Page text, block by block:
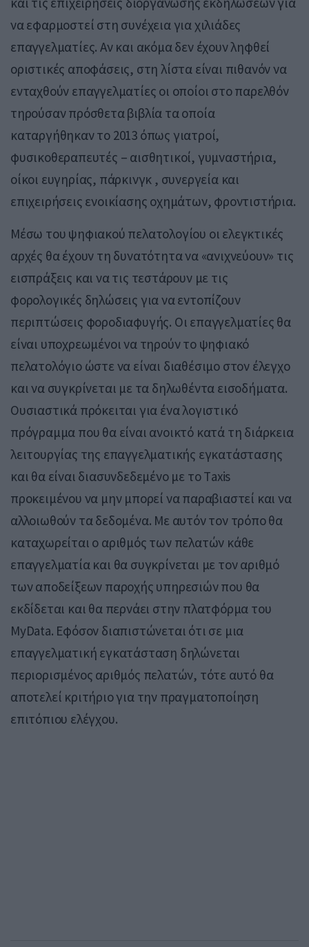
να εφαρμοστεί στη συνέχεια για χιλιάδες
επαγγελματίες. Αν και ακόμα δεν έχουν ληφθεί
οριστικές αποφάσεις, στη λίστα είναι πιθανόν να
ενταχθούν επαγγελματίες οι οποίοι στο παρελθόν
τηρούσαν πρόσθετα βιβλία τα οποία
καταργήθηκαν το 2013 όπως γιατροί,
φυσικοθεραπευτές – αισθητικοί, γυμναστήρια,
οίκοι ευγηρίας, πάρκινγκ , συνεργεία και
επιχειρήσεις ενοικίασης οχημάτων, φροντιστήρια.
Μέσω του ψηφιακού πελατολογίου οι ελεγκτικές
αρχές θα έχουν τη δυνατότητα να «ανιχνεύουν» τις
εισπράξεις και να τις τεστάρουν με τις
φορολογικές δηλώσεις για να εντοπίζουν
περιπτώσεις φοροδιαφυγής. Οι επαγγελματίες θα
είναι υποχρεωμένοι να τηρούν το ψηφιακό
πελατολόγιο ώστε να είναι διαθέσιμο στον έλεγχο
και να συγκρίνεται με τα δηλωθέντα εισοδήματα.
Ουσιαστικά πρόκειται για ένα λογιστικό
πρόγραμμα που θα είναι ανοικτό κατά τη διάρκεια
λειτουργίας της επαγγελματικής εγκατάστασης
και θα είναι διασυνδεδεμένο με το Τaxis
προκειμένου να μην μπορεί να παραβιαστεί και να
αλλοιωθούν τα δεδομένα. Με αυτόν τον τρόπο θα
καταχωρείται ο αριθμός των πελατών κάθε
επαγγελματία και θα συγκρίνεται με τον αριθμό
των αποδείξεων παροχής υπηρεσιών που θα
εκδίδεται και θα περνάει στην πλατφόρμα του
MyData. Εφόσον διαπιστώνεται ότι σε μια
επαγγελματική εγκατάσταση δηλώνεται
περιορισμένος αριθμός πελατών, τότε αυτό θα
αποτελεί κριτήριο για την πραγματοποίηση
επιτόπιου ελέγχου.